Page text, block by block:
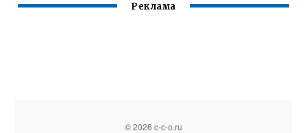
Реклама
© 2026 c-c-o.ru